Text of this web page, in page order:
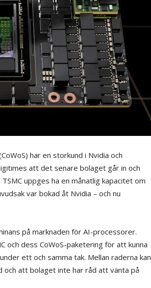
har en storkund i Nvidia och
att det senare bolaget går in och
uppges ha en månatlig kapacitet om
var bokad åt Nvidia – och nu
på marknaden för AI-processorer.
och dess CoWoS-paketering för att kunna
ett och samma tak. Mellan raderna kan
och att bolaget inte har råd att vänta på